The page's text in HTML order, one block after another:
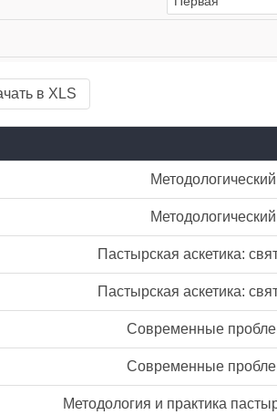
в XLS
Пастырская аскетика:
Пастырская аскетика:
Современные
Современные
Методология и практика